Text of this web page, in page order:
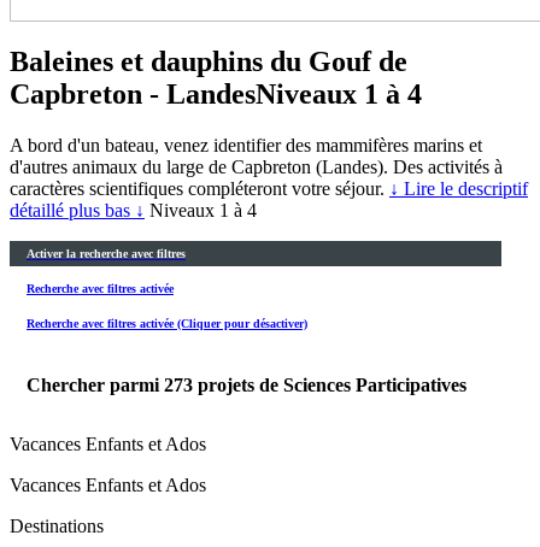
Baleines et dauphins du Gouf de
Capbreton - LandesNiveaux 1 à 4
A bord d'un bateau, venez identifier des mammifères marins et
d'autres animaux du large de Capbreton (Landes). Des activités à
caractères scientifiques compléteront votre séjour. ↓ Lire le descriptif
détaillé plus bas ↓ Niveaux 1 à 4
Activer la recherche avec filtres
Recherche avec filtres activée
Recherche avec filtres activée (Cliquer pour désactiver)
Chercher parmi 273 projets de Sciences Participatives
Vacances Enfants et Ados
Vacances Enfants et Ados
Destinations